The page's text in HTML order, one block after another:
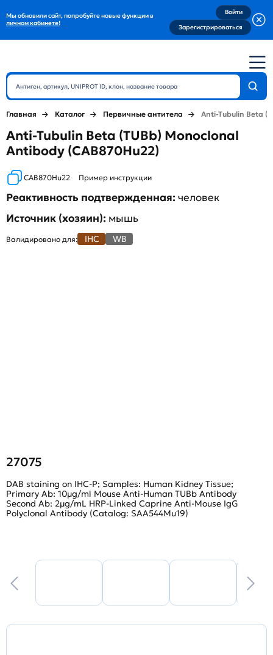
Мы обновили сайт, попробуйте новые функции в
личном кабинете!
Войти
Зарегистрироваться
Главная Каталог Первичные антитела Anti-Tubulin Beta
Anti-Tubulin Beta (TUBb) Monoclonal
Antibody (CAB870Hu22)
CAB870Hu22 Пример инструкции
Реактивность подтвержденная:человек
Источник (хозяин): мышь
Валидировано для: IHC WB
27075
DAB staining on IHC-P; Samples: Human Kidney Tissue;
Primary Ab: 10μg/ml Mouse Anti-Human TUBb Antibody
Second Ab: 2μg/mL HRP-Linked Caprine Anti-Mouse IgG
Polyclonal Antibody (Catalog: SAA544Mu19)